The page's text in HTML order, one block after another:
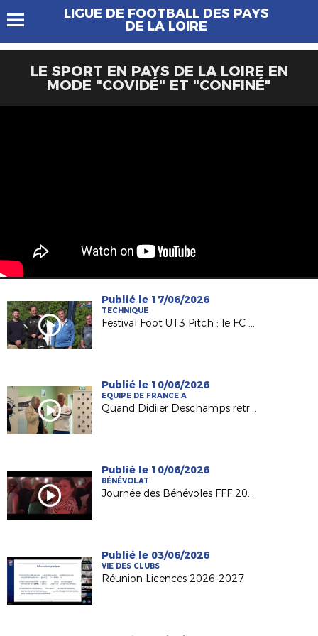
LIGUE DE FOOTBALL DES PAYS
DE LA LOIRE
LE SPORT EN PAYS DE LA LOIRE EN
MODE "COVIDÉ" ET "CONFINÉ"
Publié le 17/06/2026
TECHNIQUE
Festival Foot U13 Pitch : le FC Chalonnes Chaudefonds club support à l'organisation
Publié le 10/06/2026
EQUIPE DE FRANCE A
Quand Didiier Deschamps retrouve ses racines nantaises...
Publié le 10/06/2026
BÉNÉVOLAT
Journée des Bénévoles FFF 2026
Publié le 03/06/2026
VIE DES CLUBS
Réunion Licences 2026-2027